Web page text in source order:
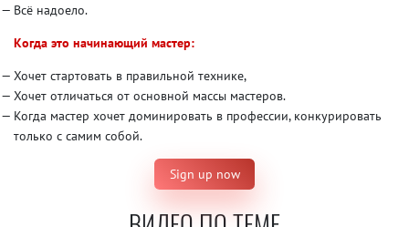
Всё надоело.
Когда это начинающий мастер:
Хочет стартовать в правильной технике,
Хочет отличаться от основной массы мастеров.
Когда мастер хочет доминировать в профессии, конкурировать
только с самим собой.
Sign up now